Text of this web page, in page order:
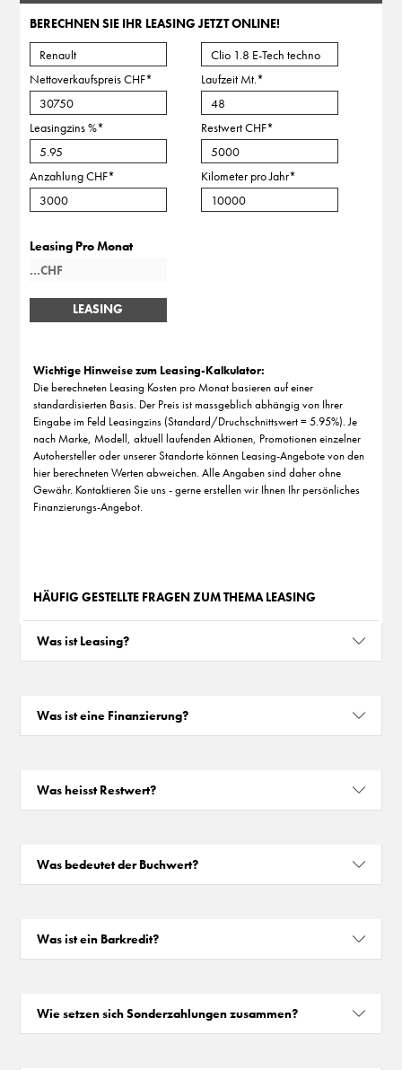
BERECHNEN SIE IHR LEASING JETZT ONLINE!
Nettoverkaufspreis CHF* Laufzeit Mt.*
Leasingzins %* Restwert CHF*
Anzahlung CHF* Kilometer pro Jahr*
Leasing Pro Monat
LEASING
BERECHNEN
Wichtige Hinweise zum Leasing-Kalkulator:
Die berechneten Leasing Kosten pro Monat basieren auf einer
standardisierten Basis. Der Preis ist massgeblich abhängig von Ihrer
Eingabe im Feld Leasingzins (Standard/Druchschnittswert = 5.95%). Je
nach Marke, Modell, aktuell laufenden Aktionen, Promotionen einzelner
Autohersteller oder unserer Standorte können Leasing-Angebote von den
hier berechneten Werten abweichen. Alle Angaben sind daher ohne
Gewähr. Kontaktieren Sie uns - gerne erstellen wir Ihnen Ihr persönliches
Finanzierungs-Angebot.
HÄUFIG GESTELLTE FRAGEN ZUM THEMA LEASING
Was ist Leasing?
Was ist eine Finanzierung?
Was heisst Restwert?
Was bedeutet der Buchwert?
Was ist ein Barkredit?
Wie setzen sich Sonderzahlungen zusammen?